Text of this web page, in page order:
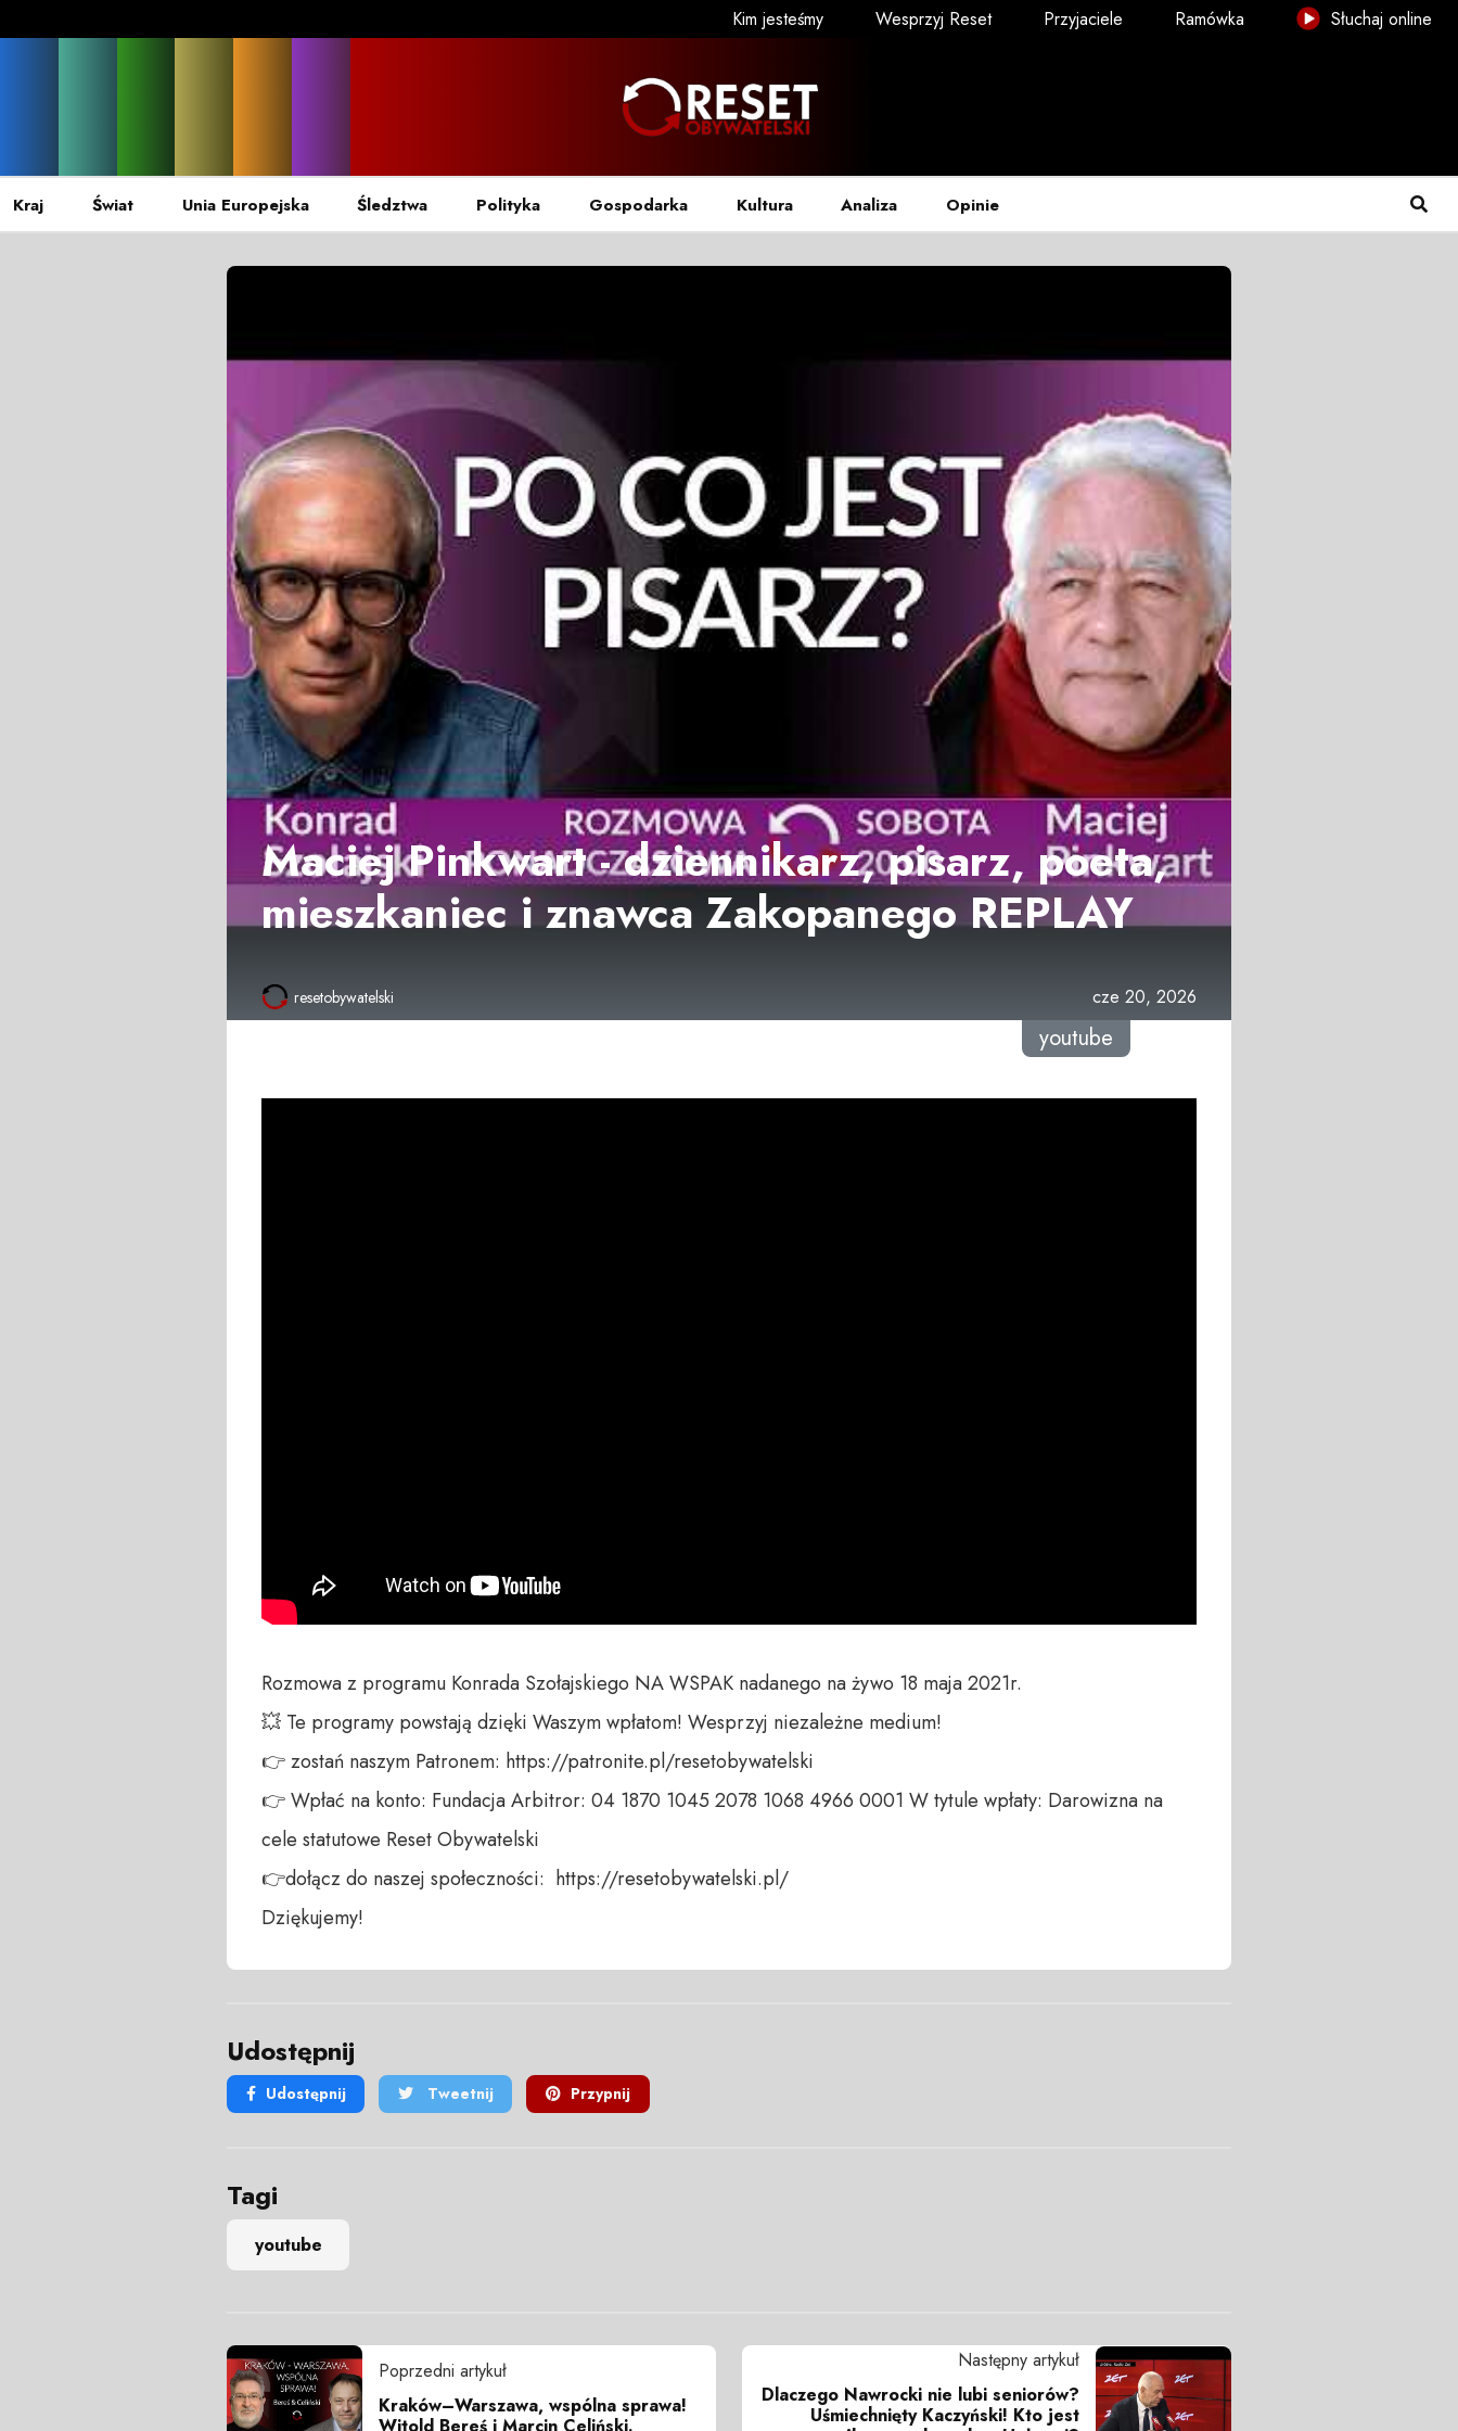
Kim jesteśmy Wesprzyj Reset Przyjaciele Ramówka Słuchaj online
Kraj Świat Unia Europejska Śledztwa Polityka Gospodarka Kultura Analiza Opinie
Maciej Pinkwart - dziennikarz, pisarz, poeta,
mieszkaniec i znawca Zakopanego REPLAY
resetobywatelski cze 20, 2026
youtube
Rozmowa z programu Konrada Szołajskiego NA WSPAK nadanego na żywo 18 maja 2021r.
💥 Te programy powstają dzięki Waszym wpłatom! Wesprzyj niezależne medium!
👉 zostań naszym Patronem: https://patronite.pl/resetobywatelski
👉 Wpłać na konto: Fundacja Arbitror: 04 1870 1045 2078 1068 4966 0001 W tytule wpłaty: Darowizna na
cele statutowe Reset Obywatelski
👉dołącz do naszej społeczności:  https://resetobywatelski.pl/
Dziękujemy!
Udostępnij
Udostępnij Tweetnij Przypnij
Tagi
youtube
Poprzedni artykuł
Kraków–Warszawa, wspólna sprawa!
Witold Bereś i Marcin Celiński.
Następny artykuł
Dlaczego Nawrocki nie lubi seniorów?
Uśmiechnięty Kaczyński! Kto jest